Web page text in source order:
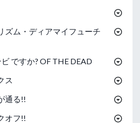
ズム・ディアマイフューチ
ですか? OF THE DEAD
ス
通る!!
オフ!!